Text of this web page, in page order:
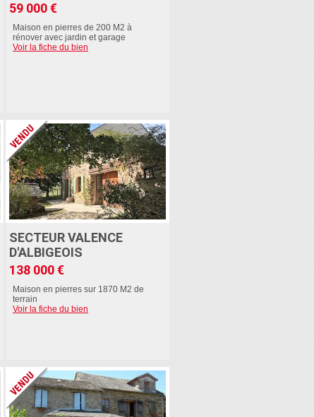
59 000 €
Maison en pierres de 200 M2 à
rénover avec jardin et garage
Voir la fiche du bien
SECTEUR VALENCE
D'ALBIGEOIS
138 000 €
Maison en pierres sur 1870 M2 de
terrain
Voir la fiche du bien